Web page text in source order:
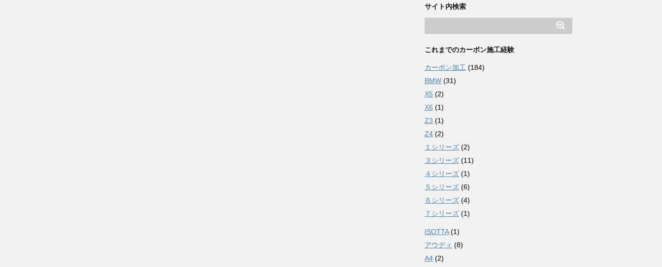
サイト内検索
これまでのカーボン施工経験
カーボン加工 (184)
BMW (31)
X5 (2)
X6 (1)
Z3 (1)
Z4 (2)
１シリーズ (2)
３シリーズ (11)
４シリーズ (1)
５シリーズ (6)
６シリーズ (4)
７シリーズ (1)
ISOTTA(1)
アウディ (8)
A4 (2)